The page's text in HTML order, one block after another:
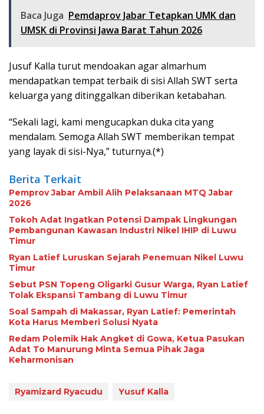
Baca Juga Pemdaprov Jabar Tetapkan UMK dan
UMSK di Provinsi Jawa Barat Tahun 2026
Jusuf Kalla turut mendoakan agar almarhum
mendapatkan tempat terbaik di sisi Allah SWT serta
keluarga yang ditinggalkan diberikan ketabahan.
“Sekali lagi, kami mengucapkan duka cita yang
mendalam. Semoga Allah SWT memberikan tempat
yang layak di sisi-Nya,” tuturnya.(*)
Berita Terkait
Pemprov Jabar Ambil Alih Pelaksanaan MTQ Jabar
2026
Tokoh Adat Ingatkan Potensi Dampak Lingkungan
Pembangunan Kawasan Industri Nikel IHIP di Luwu
Timur
Ryan Latief Luruskan Sejarah Penemuan Nikel Luwu
Timur
Sebut PSN Topeng Oligarki Gusur Warga, Ryan Latief
Tolak Ekspansi Tambang di Luwu Timur
Soal Sampah di Makassar, Ryan Latief: Pemerintah
Kota Harus Memberi Solusi Nyata
Redam Polemik Hak Angket di Gowa, Ketua Pasukan
Adat To Manurung Minta Semua Pihak Jaga
Keharmonisan
Ryamizard Ryacudu Yusuf Kalla